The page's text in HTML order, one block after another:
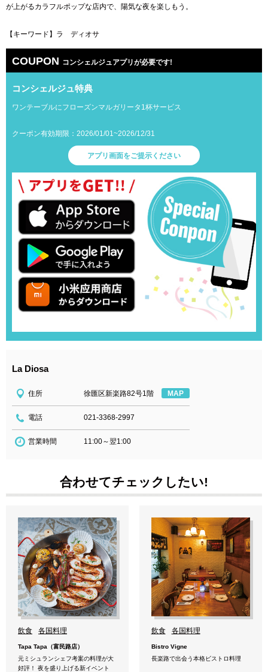
が上がるカラフルポップな店内で、陽気な夜を楽しもう。
【キーワード】ラ ディオサ
COUPON コンシェルジュアプリが必要です!
コンシェルジュ特典
ワンテーブルにフローズンマルガリータ1杯サービス
クーポン有効期限：2026/01/01~2026/12/31
アプリ画面をご提示ください
La Diosa
住所 徐匯区新楽路82号1階 MAP
電話 021-3368-2997
営業時間 11:00～翌1:00
合わせてチェックしたい!
飲食 各国料理
Tapa Tapa（富民路店）
元ミシュランシェフ考案の料理が大
好評！ 夜を盛り上げる新イベント
飲食 各国料理
Bistro Vigne
長楽路で出会う本格ビストロ料理